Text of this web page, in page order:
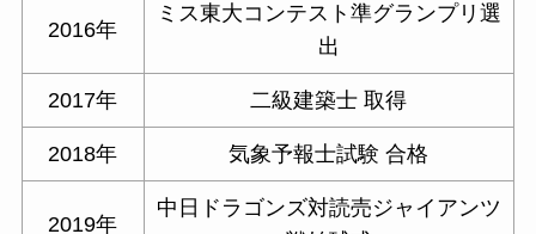
2016年
ミス東大コンテスト準グランプリ選
出
2017年 二級建築士 取得
2018年 気象予報士試験 合格
2019年
中日ドラゴンズ対読売ジャイアンツ